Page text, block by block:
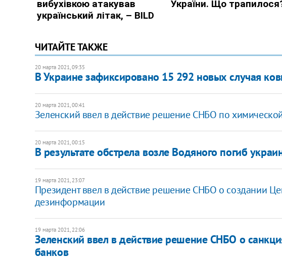
ЧИТАЙТЕ ТАКЖЕ
20 марта 2021, 09:35
В Украине зафиксировано 15 292 новых случая
20 марта 2021, 00:41
Зеленский ввел в действие решение СНБО по
20 марта 2021, 00:15
В результате обстрела возле Водяного погиб
19 марта 2021, 23:07
Президент ввел в действие решение СНБО о создании
дезинформации
19 марта 2021, 22:06
Зеленский ввел в действие решение СНБО о
банков